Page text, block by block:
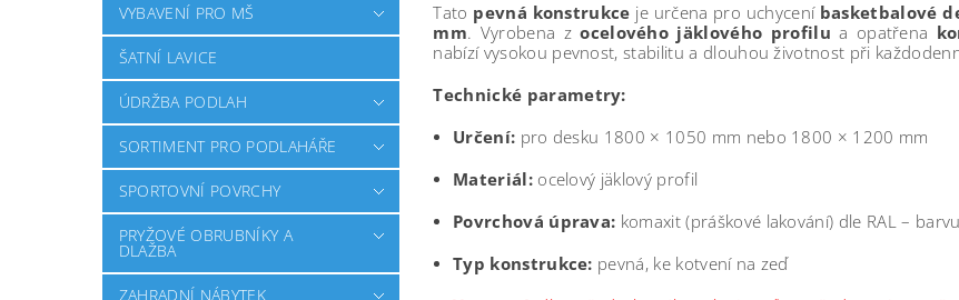
VYBAVENÍ PRO MŠ
ŠATNÍ LAVICE
ÚDRŽBA PODLAH
SORTIMENT PRO PODLAHÁŘE
SPORTOVNÍ POVRCHY
PRYŽOVÉ OBRUBNÍKY A
DLAŽBA
ZAHRADNÍ NÁBYTEK
Tato pevná konstrukce je určena pro uchycení basketbalové
mm. Vyrobena zocelového jäklového profilu a opatřena
nabízí vysokou pevnost, stabilitu a dlouhou životnost při
Technické parametry:
Určení: pro desku 1800 × 1050 mm nebo 1800 × 1200 mm
Materiál:ocelový jäklový profil
Povrchová úprava: komaxit (práškové lakování) dle RAL –
Typ konstrukce: pevná, ke kotvení na zeď